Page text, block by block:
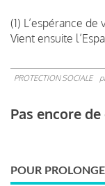
(1) L’espérance de
Vient ensuite
PROTECTION SOCIALE
Pas encore
POUR